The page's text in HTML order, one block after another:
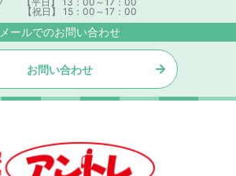
【祝日】 15：00～17：00
メールでのお問い合わせ
お問い合わせ